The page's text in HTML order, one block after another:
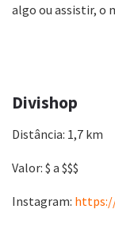
algo ou assistir, o
Divishop
Distância: 1,7 km
Valor: $ a $$$
Instagram: